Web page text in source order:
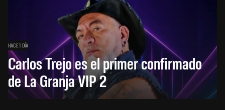
HACE 1 DÍA
Carlos Trejo es el primer confirmado
de La Granja VIP 2